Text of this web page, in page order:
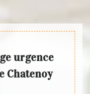
urgence
Chatenoy